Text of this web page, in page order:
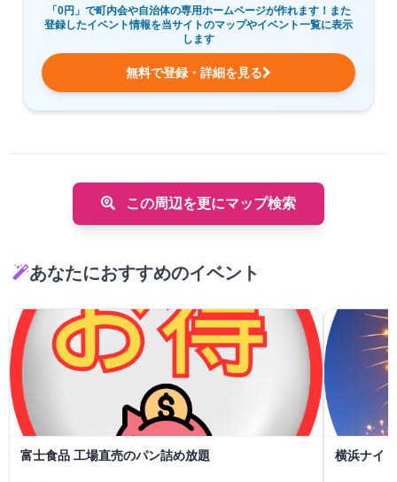
「0円」で町内会や自治体の専用ホームページが作れます！また
登録したイベント情報を当サイトのマップやイベント一覧に表示
します
無料で登録・詳細を見る
この周辺を更にマップ検索
あなたにおすすめのイベント
富士食品 工場直売のパン詰め放題 横浜ナイ